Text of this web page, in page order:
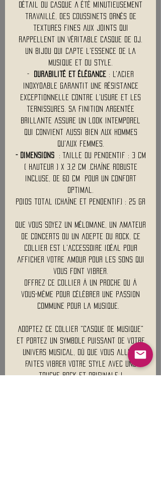
détail du casque a été minutieusement
travaillé, des coussinets ornés de
textures fines aux joints qui
rappellent un véritable casque de DJ.
Un bijou qui capte l'essence de la
musique et du style.
-
Durabilité et élégance : L'acier
inoxydable garantit une résistance
exceptionnelle contre l'usure et les
ternissures. Sa finition argentée
brillante assure un look intemporel
qui convient aussi bien aux hommes
qu'aux femmes.
- Dimensions: Taille du pendentif : 3 Cm
( Hauteur ) x 3,2 Cm .Chaîne robuste
incluse, de 60 Cm pour un confort
optimal.
Poids total (chaîne et pendentif) : 25 Gr
Que vous soyez un mélomane, un amateur
de concerts ou un adepte du rock, ce
collier est l'accessoire idéal pour
afficher votre amour pour les sons qui
vous font vibrer.
Offrez ce collier à un proche ou à
vous-même pour célébrer une passion
commune pour la musique.
Adoptez ce collier "Casque de Musique"
et portez un symbole puissant de votre
univers musical, où que vous alliez.
Faites vibrer votre style avec une
touche rock et originale !